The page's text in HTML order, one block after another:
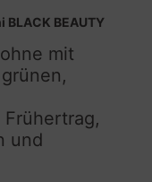
BEAUTY
mit
und